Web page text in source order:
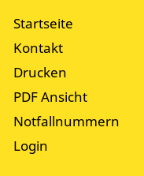
Startseite
Kontakt
Drucken
PDF Ansicht
Notfallnummern
Login